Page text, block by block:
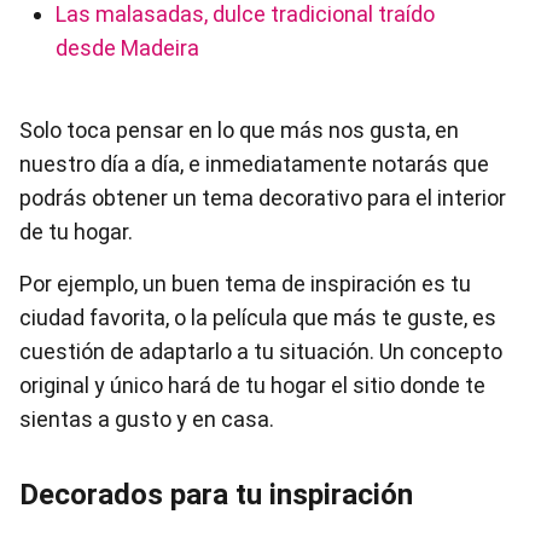
Las malasadas, dulce tradicional traído
desde Madeira
Solo toca pensar en lo que más nos gusta, en
nuestro día a día, e inmediatamente notarás que
podrás obtener un tema decorativo para el interior
de tu hogar.
Por ejemplo, un buen tema de inspiración es tu
ciudad favorita, o la película que más te guste, es
cuestión de adaptarlo a tu situación. Un concepto
original y único hará de tu hogar el sitio donde te
sientas a gusto y en casa.
Decorados para tu inspiración